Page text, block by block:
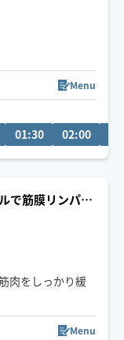
ほぐしながら心
を組み合わ
アを🌿
Menu
01:30 02:00
で筋膜リンパケ
肉をしっかり緩
調へのアプロー
Menu